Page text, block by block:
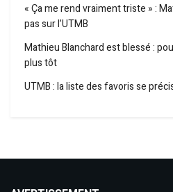
« Ça me rend vraiment triste » :
pas sur l’UTMB
Mathieu Blanchard est blessé :
plus tôt
UTMB : la liste des favoris se